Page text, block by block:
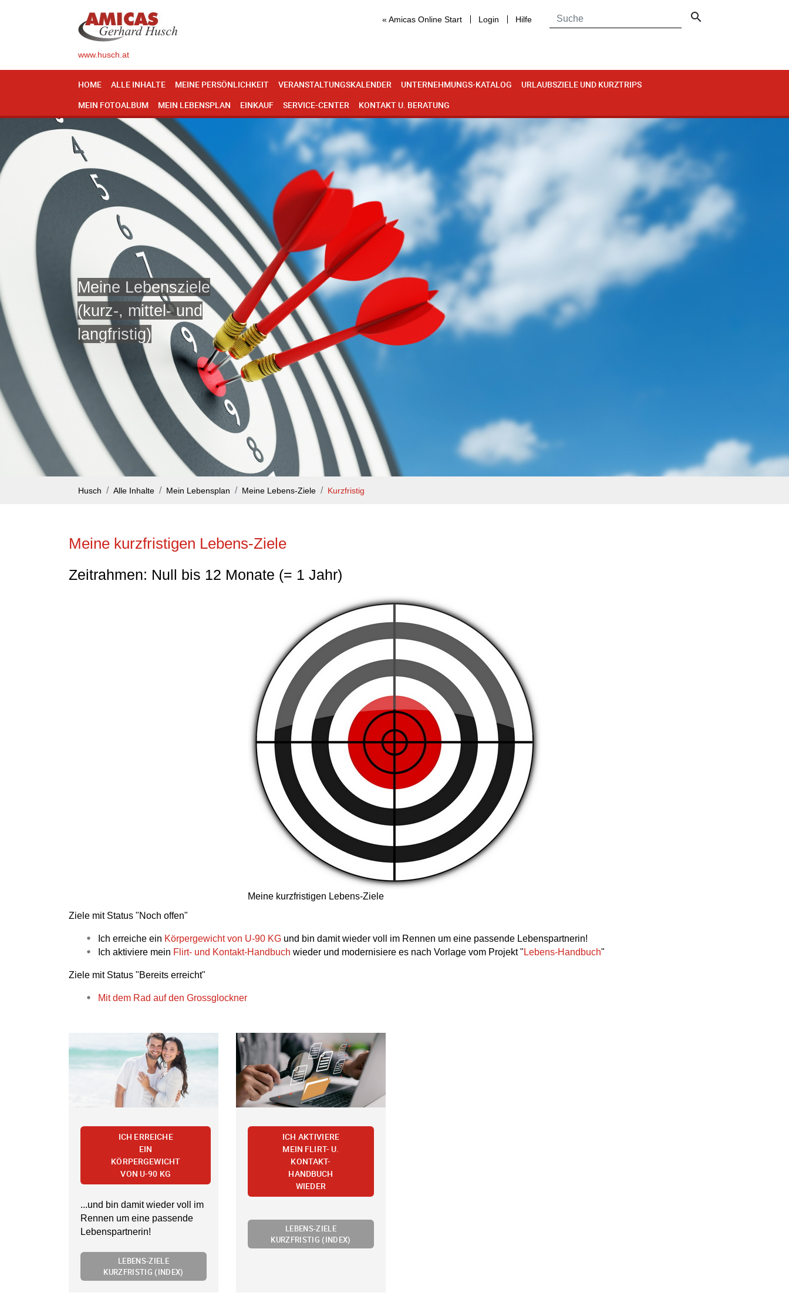
« Amicas Online Start Login Hilfe search
www.husch.at
HOME ALLE INHALTE MEINE PERSÖNLICHKEIT VERANSTALTUNGSKALENDER UNTERNEHMUNGS-KATALOG
URLAUBSZIELE UND KURZTRIPS
MEIN FOTOALBUM
MEIN LEBENSPLAN EINKAUF SERVICE-CENTER KONTAKT U. BERATUNG
Meine Lebensziele
(kurz-, mittel- und
langfristig)
Husch Alle Inhalte Mein Lebensplan Meine Lebens-Ziele Kurzfristig
Meine kurzfristigen Lebens-Ziele
Zeitrahmen: Null bis 12 Monate (= 1 Jahr)
Meine kurzfristigen Lebens-Ziele
Ziele mit Status "Noch offen"
Ich erreiche ein Körpergewicht von U-90 KG und bin damit wieder voll im Rennen um eine passende Lebenspartnerin!
Ich aktiviere mein Flirt- und Kontakt-Handbuch wieder und modernisiere es nach Vorlage vom Projekt " Lebens-Handbuch"
Ziele mit Status "Bereits erreicht"
Mit dem Rad auf den Grossglockner
ICH ERREICHE
EIN
KÖRPERGEWICHT
VON U-90 KG
...und bin damit wieder voll im
Rennen um eine passende
Lebenspartnerin!
LEBENS-ZIELE
KURZFRISTIG (INDEX)
ICH AKTIVIERE
MEIN FLIRT- U.
KONTAKT-
HANDBUCH
WIEDER
LEBENS-ZIELE
KURZFRISTIG (INDEX)